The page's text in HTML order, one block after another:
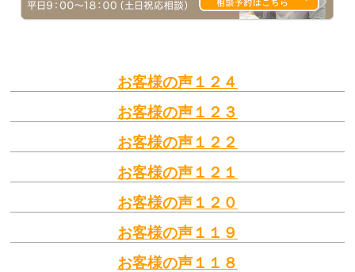
お客様の声１２４
お客様の声１２３
お客様の声１２２
お客様の声１２１
お客様の声１２０
お客様の声１１９
お客様の声１１８